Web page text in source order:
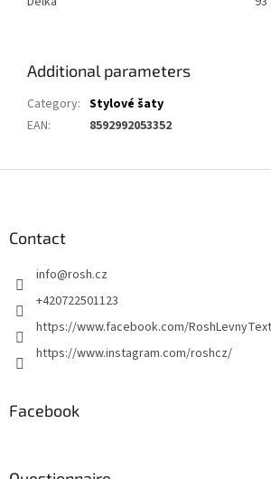
Additional parameters
Category: Stylové šaty
EAN: 8592992053352
Contact
info@rosh.cz
+420722501123
https://www.facebook.com/
https://www.instagram.com/roshcz/
Facebook